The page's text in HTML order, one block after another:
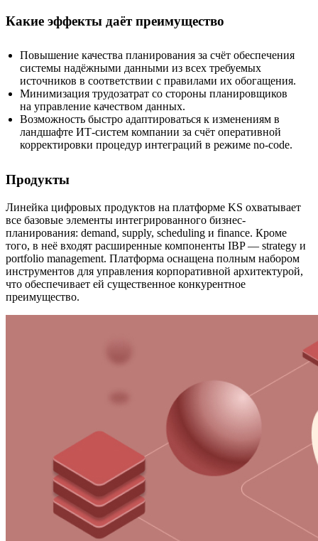
Какие эффекты даёт преимущество
Повышение качества планирования за счёт обеспечения
системы надёжными данными из всех требуемых
источников в соответствии с правилами их обогащения.
Минимизация трудозатрат со стороны планировщиков
на управление качеством данных.
Возможность быстро адаптироваться к изменениям в
ландшафте ИТ-систем компании за счёт оперативной
корректировки процедур интеграций в режиме no-code.
Продукты
Линейка цифровых продуктов на платформе KS охватывает
все базовые элементы интегрированного бизнес-
планирования: demand, supply, scheduling и finance. Кроме
того, в неё входят расширенные компоненты IBP — strategy и
portfolio management. Платформа оснащена полным набором
инструментов для управления корпоративной архитектурой,
что обеспечивает ей существенное конкурентное
преимущество.